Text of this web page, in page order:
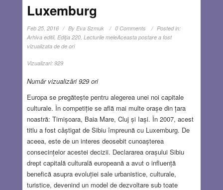
Luxemburg
Feb 25, 2016 By Eva Szmuk 0 Comments
Posted in:
Arhiva editii, Ediţia 220, Lecturile meleAceasta postare a fost
vizualizata de de ori
Vizualizari: 929
Număr vizualizări 929 ori
Europa se pregătește pentru alegerea unei noi capitale
culturale. În competiție se află mai multe orașe din țara
noastră: Timișoara, Baia Mare, Cluj și Iași. În 2007, acest
titlu a fost câștigat de Sibiu împreună cu Luxemburg. De
aceea, este de un interes deosebit cunoașterea
consecințelor acestei decizii. Declararea orașului Sibiu
drept capitală culturală europeană a avut o influență
benefică asupra evoluției sale urbanistice, culturale,
turistice, devenind un model de dezvoltare sub toate